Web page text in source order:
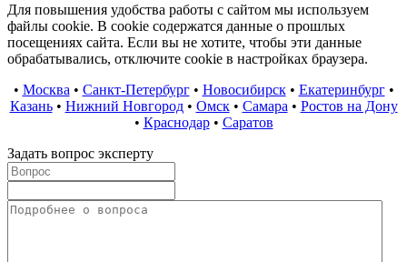
Для повышения удобства работы с сайтом мы используем
файлы cookie. В cookie содержатся данные о прошлых
посещениях сайта. Если вы не хотите, чтобы эти данные
обрабатывались, отключите cookie в настройках браузера.
• Москва • Санкт-Петербург• Новосибирск• Екатеринбург•
Казань• Нижний Новгород• Омск• Самара • Ростов на Дону
• Краснодар• Саратов
Задать вопрос эксперту